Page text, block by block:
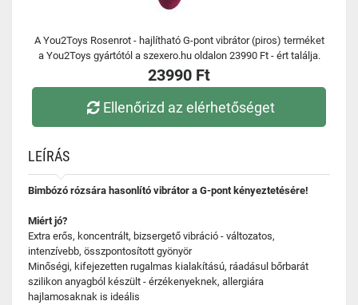
A You2Toys Rosenrot - hajlítható G-pont vibrátor (piros) terméket
a You2Toys gyártótól a szexero.hu oldalon 23990 Ft - ért találja.
23990 Ft
Ellenőrizd az elérhetőséget
LEÍRÁS
Bimbózó rózsára hasonlító vibrátor a G-pont kényeztetésére!
Miért jó?
Extra erős, koncentrált, bizsergető vibráció - változatos,
intenzívebb, összpontosított gyönyör
Minőségi, kifejezetten rugalmas kialakítású, ráadásul bőrbarát
szilikon anyagból készült - érzékenyeknek, allergiára
hajlamosaknak is ideális